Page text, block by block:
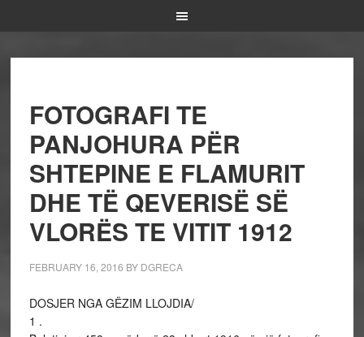
FOTOGRAFI TE
PANJOHURA PËR
SHTEPINE E FLAMURIT
DHE TË QEVERISË SË
VLORËS TE VITIT 1912
FEBRUARY 16, 2016 BY DGRECA
DOSJER NGA GËZIM LLOJDIA/
1 .